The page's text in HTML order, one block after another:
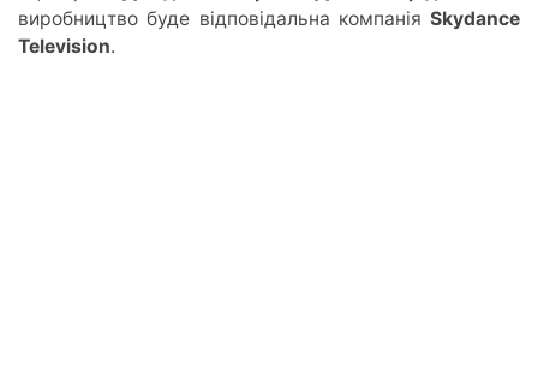
виробництво буде відповідальна компанія Skydance
Television.